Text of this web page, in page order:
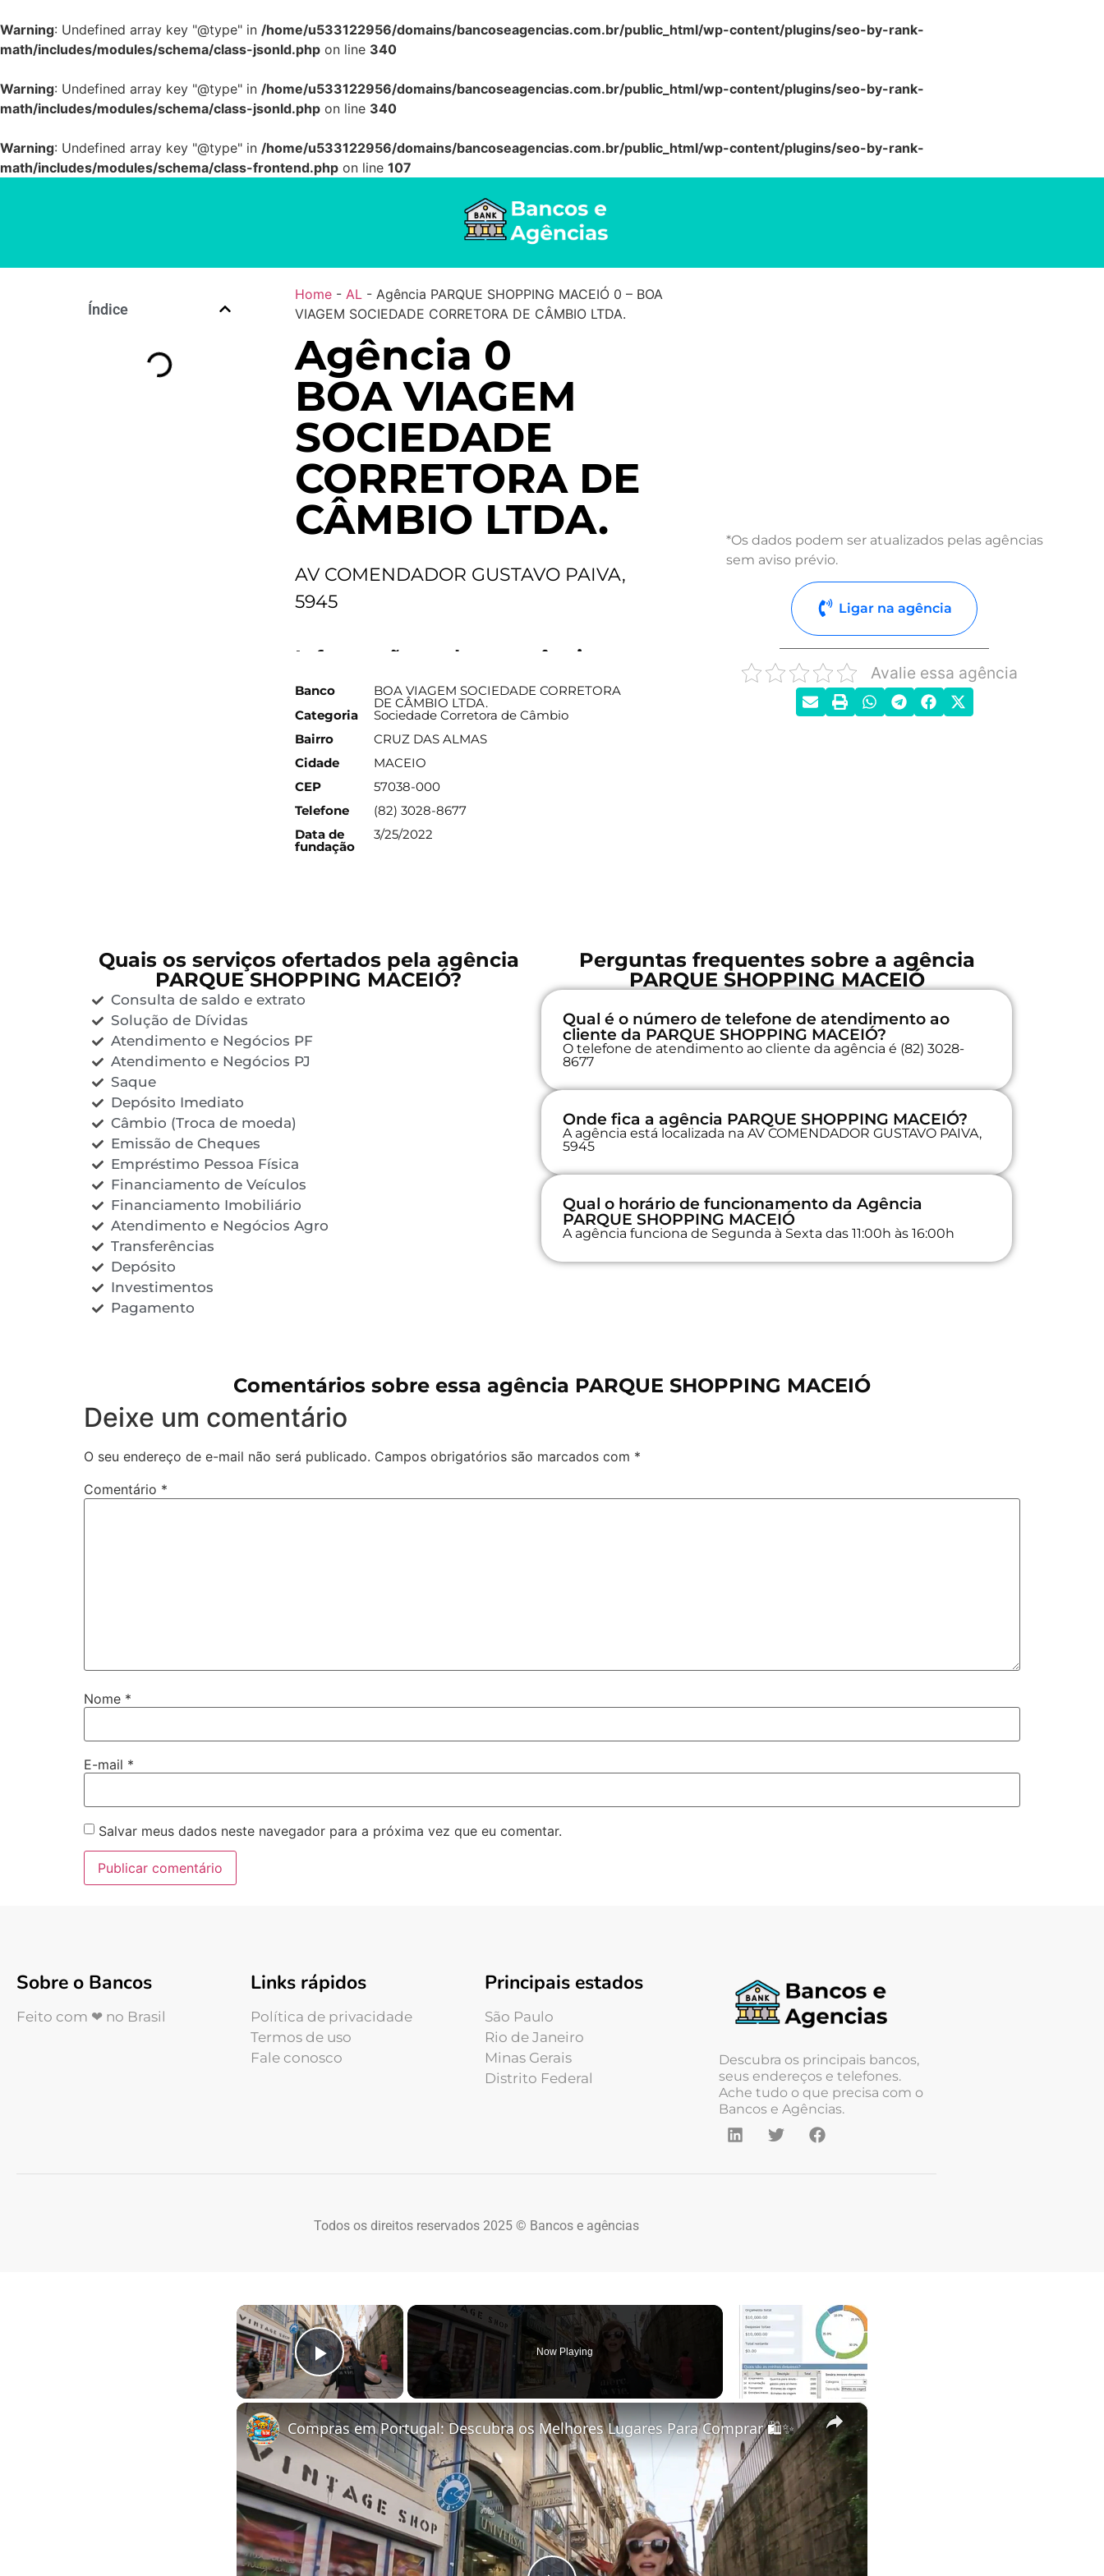
Warning: Undefined array key "@type" in /home/u533122956/domains/bancoseagencias.com.br/public_html/wp-content/plugins/seo-by-rank-
math/includes/modules/schema/class-jsonld.php on line 340
Warning: Undefined array key "@type" in /home/u533122956/domains/bancoseagencias.com.br/public_html/wp-content/plugins/seo-by-rank-
math/includes/modules/schema/class-jsonld.php on line 340
Warning: Undefined array key "@type" in /home/u533122956/domains/bancoseagencias.com.br/public_html/wp-content/plugins/seo-by-rank-
math/includes/modules/schema/class-frontend.php on line 107
Índice
Home- AL - Agência PARQUE SHOPPING MACEIÓ 0 – BOA
VIAGEM SOCIEDADE CORRETORA DE CÂMBIO LTDA.
Agência 0
BOA VIAGEM
SOCIEDADE
CORRETORA DE
CÂMBIO LTDA.
AV COMENDADOR GUSTAVO PAIVA,
5945
Informações sobre a agência
Banco BOA VIAGEM SOCIEDADE CORRETORA
DE CÂMBIO LTDA.
Categoria
Sociedade Corretora de Câmbio
Bairro
CRUZ DAS ALMAS
Cidade
MACEIO
CEP
57038-000
Telefone
(82) 3028-8677
Data de
fundação
3/25/2022
*Os dados podem ser atualizados pelas agências
sem aviso prévio.
Ligar na agência
Avalie essa agência
Quais os serviços ofertados pela agência
PARQUE SHOPPING MACEIÓ?
Consulta de saldo e extrato
Solução de Dívidas
Atendimento e Negócios PF
Atendimento e Negócios PJ
Saque
Depósito Imediato
Câmbio (Troca de moeda)
Emissão de Cheques
Empréstimo Pessoa Física
Financiamento de Veículos
Financiamento Imobiliário
Atendimento e Negócios Agro
Transferências
Depósito
Investimentos
Pagamento
Perguntas frequentes sobre a agência
PARQUE SHOPPING MACEIÓ
Qual é o número de telefone de atendimento ao
cliente da PARQUE SHOPPING MACEIÓ?
O telefone de atendimento ao cliente da agência é (82) 3028-
8677
Onde fica a agência PARQUE SHOPPING MACEIÓ?
A agência está localizada na AV COMENDADOR GUSTAVO PAIVA,
5945
Qual o horário de funcionamento da Agência
PARQUE SHOPPING MACEIÓ
A agência funciona de Segunda à Sexta das 11:00h às 16:00h
Comentários sobre essa agência PARQUE SHOPPING MACEIÓ
Deixe um comentário
O seu endereço de e-mail não será publicado. Campos obrigatórios são marcados com *
Comentário *
Nome *
E-mail *
Salvar meus dados neste navegador para a próxima vez que eu comentar.
Sobre o Bancos
Feito com ❤ no Brasil
Links rápidos
Política de privacidade
Termos de uso
Fale conosco
Principais estados
São Paulo
Rio de Janeiro
Minas Gerais
Distrito Federal
Descubra os principais bancos,
seus endereços e telefones.
Ache tudo o que precisa com o
Bancos e Agências.
Todos os direitos reservados 2025 © Bancos e agências
×
Play Video
Now Playing
×
Compras em Portugal: Descubra os Melhores Lugares Para Comprar 🛍✨